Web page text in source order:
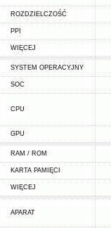
ROZDZIELCZOŚĆ
PPI
WIĘCEJ
SYSTEM OPERACYJNY
SOC
CPU
GPU
RAM / ROM
KARTA PAMIĘCI
WIĘCEJ
APARAT